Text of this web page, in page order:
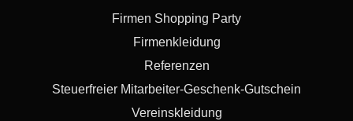
Firmen Shopping Party
Firmenkleidung
Referenzen
Steuerfreier Mitarbeiter-Geschenk-Gutschein
Vereinskleidung